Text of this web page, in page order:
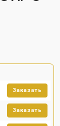
Заказать
Заказать